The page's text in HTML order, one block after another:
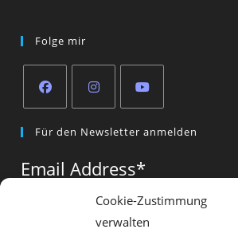
Cookie-Zustimmung
verwalten
Folge mir
in
new
in
new
in
new
tab
Für den Newsletter anmelden
Email Address*